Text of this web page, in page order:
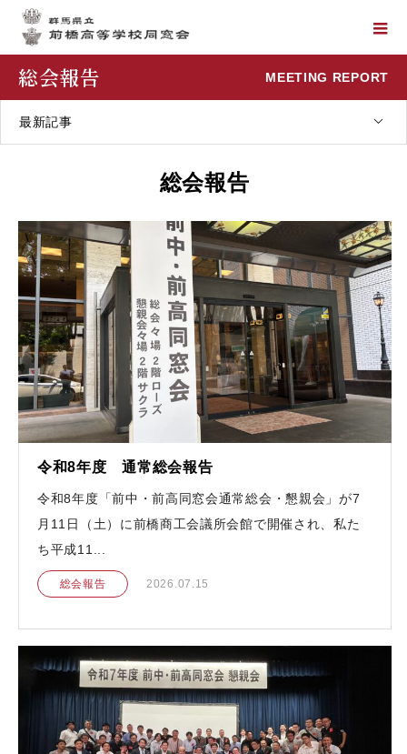
総会報告 MEETING REPORT
最新記事
総会報告
令和8年度 通常総会報告
令和8年度「前中・前高同窓会通常総会・懇親会」が7
月11日（土）に前橋商工会議所会館で開催され、私た
ち平成11...
総会報告 2026.07.15